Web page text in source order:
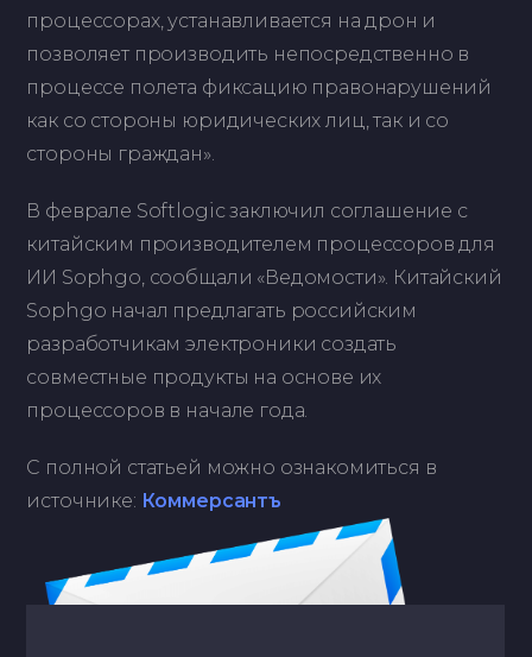
процессорах, устанавливается на дрон и
позволяет производить непосредственно в
процессе полета фиксацию правонарушений
как со стороны юридических лиц, так и со
стороны граждан».
В феврале Softlogic заключил соглашение с
китайским производителем процессоров для
ИИ Sophgo, сообщали «Ведомости». Китайский
Sophgo начал предлагать российским
разработчикам электроники создать
совместные продукты на основе их
процессоров в начале года.
С полной статьей можно ознакомиться в
источнике: Коммерсантъ